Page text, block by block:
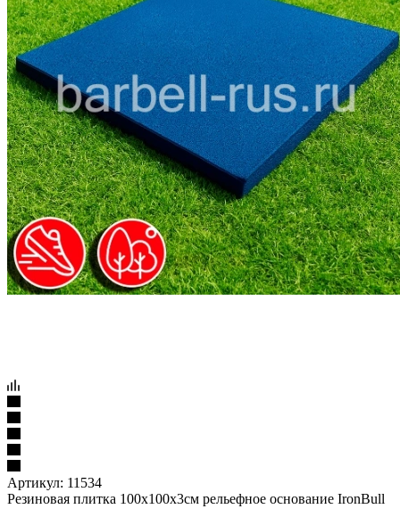
Артикул: 11534
Резиновая плитка 100х100х3см рельефное основание IronBull